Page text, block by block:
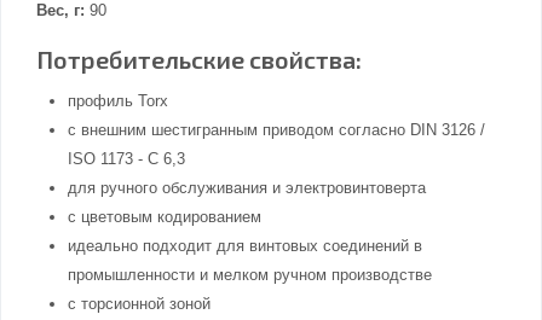
Вес, г: 90
Потребительские свойства:
профиль Torx
с внешним шестигранным приводом согласно DIN 3126 /
ISO 1173 - C 6,3
для ручного обслуживания и электровинтоверта
с цветовым кодированием
идеально подходит для винтовых соединений в
промышленности и мелком ручном производстве
с торсионной зоной